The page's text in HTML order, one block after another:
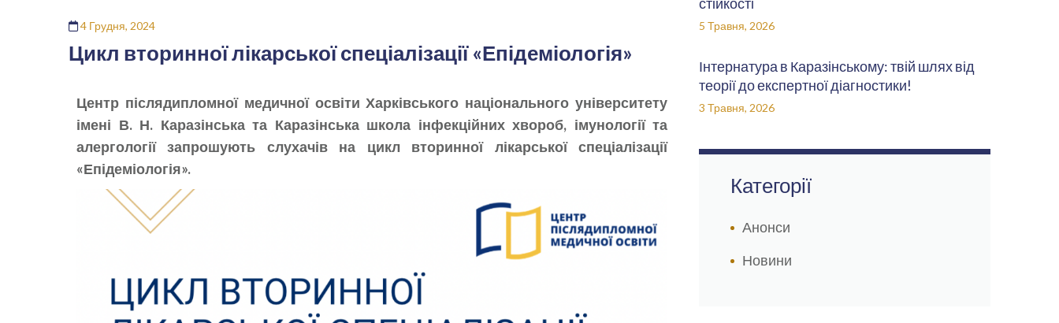
4 Грудня, 2024
Цикл вторинної лікарської спеціалізації «Епідеміологія»
Центр післядипломної медичної освіти Харківського національного університету
імені В. Н. Каразінська та Каразінська школа інфекційних хвороб, імунології та
алергології запрошують слухачів на цикл вторинної лікарської спеціалізації
«Епідеміологія».
5 Травня, 2026
Інтернатура в Каразінському: твій шлях від
теорії до експертної діагностики!
3 Травня, 2026
Категорії
Анонси
Новини